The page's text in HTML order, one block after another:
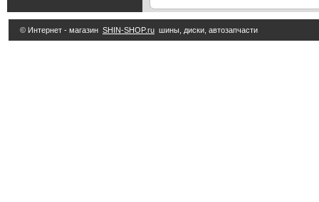
© Интернет - магазин SHIN-SHOP.ru шины, диски, автозапчасти